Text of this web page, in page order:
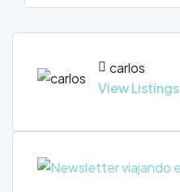
carlos
View Listings